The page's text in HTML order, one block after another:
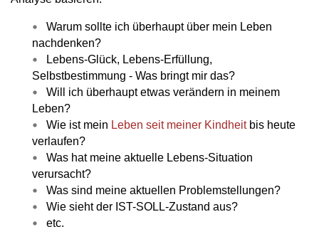
Warum sollte ich überhaupt über mein Leben
nachdenken?
Lebens-Glück, Lebens-Erfüllung,
Selbstbestimmung - Was bringt mir das?
Will ich überhaupt etwas verändern in meinem
Leben?
Wie ist mein Leben seit meiner Kindheitbis heute
verlaufen?
Was hat meine aktuelle Lebens-Situation
verursacht?
Was sind meine aktuellen Problemstellungen?
Wie sieht der IST-SOLL-Zustand aus?
etc.